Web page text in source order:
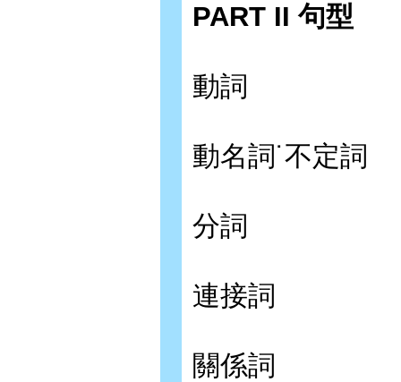
PART II 句型
動詞
動名詞˙不定詞
分詞
連接詞
關係詞